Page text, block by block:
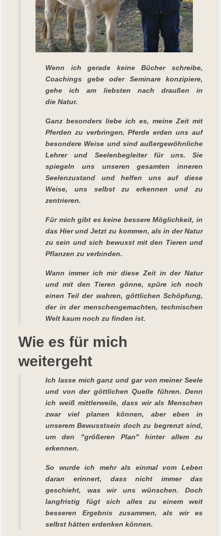
Wenn ich gerade keine Bücher schreibe,
Coachings gebe oder Seminare konzipiere,
gehe ich am liebsten nach draußen in
die Natur.
Ganz besonders liebe ich es, meine Zeit mit
Pferden zu verbringen. Pferde erden uns auf
besondere Weise und sind außergewöhnliche
Lehrer und Seelenbegleiter für uns. Sie
spiegeln uns unseren gesamten inneren
Seelenzustand und helfen uns auf diese
Weise, uns selbst zu erkennen und zu
zentrieren.
Für mich gibt es keine bessere Möglichkeit, in
das Hier und Jetzt zu kommen, als in der Natur
zu sein und sich bewusst mit den Tieren und
Pflanzen zu verbinden.
Wann immer ich mir diese Zeit in der Natur
und mit den Tieren gönne, spüre ich noch
einen Teil der wahren, göttlichen Schöpfung,
der in der menschengemachten, technischen
Welt kaum noch zu finden ist.
Wie es für mich
weitergeht
Ich lasse mich ganz und gar von meiner Seele
und von der göttlichen Quelle führen. Denn
ich weiß mittlerweile, dass wir als Menschen
zwar viel planen können, aber eben in
unserem Bewusstsein doch zu begrenzt sind,
um den "größeren Plan" hinter allem zu
erkennen.
So wurde ich mehr als einmal vom Leben
daran erinnert, dass nicht immer das
geschieht, was wir uns wünschen. Doch
langfristig fügt sich alles zu einem weit
besseren Ergebnis zusammen, als wir es
selbst hätten erdenken können.